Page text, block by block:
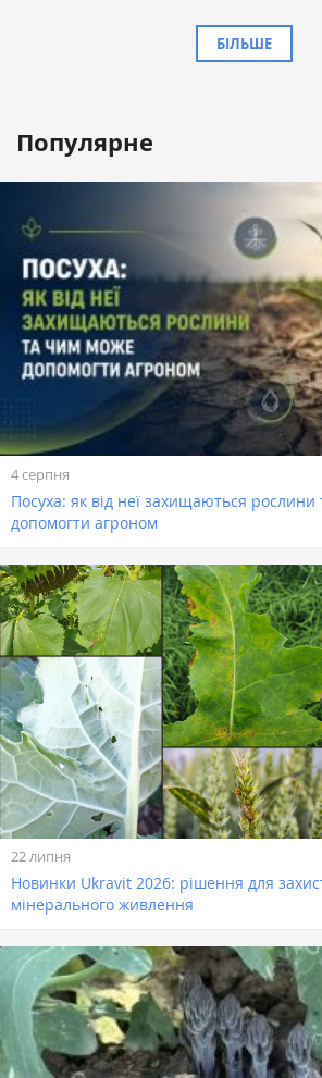
БІЛЬШЕ
Популярне
4 серпня
Посуха: як від неї захищаються
допомогти агроном
22 липня
Новинки Ukravit 2026: рішення для
мінерального живлення